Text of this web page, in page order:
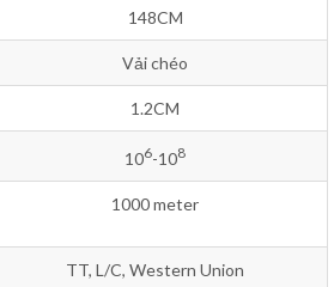
148CM
Vải chéo
1.2CM
106-108
1000 meter
TT, L/C, Western Union